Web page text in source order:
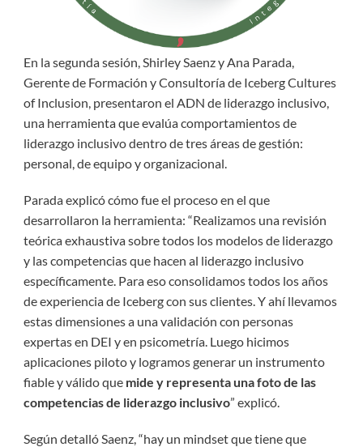
En la segunda sesión, Shirley Saenz y Ana Parada,
Gerente de Formación y Consultoría de Iceberg Cultures
of Inclusion, presentaron el ADN de liderazgo inclusivo,
una herramienta que evalúa comportamientos de
liderazgo inclusivo dentro de tres áreas de gestión:
personal, de equipo y organizacional.
Parada explicó cómo fue el proceso en el que
desarrollaron la herramienta: “Realizamos una revisión
teórica exhaustiva sobre todos los modelos de liderazgo
y las competencias que hacen al liderazgo inclusivo
específicamente. Para eso consolidamos todos los años
de experiencia de Iceberg con sus clientes. Y ahí llevamos
estas dimensiones a una validación con personas
expertas en DEI y en psicometría. Luego hicimos
aplicaciones piloto y logramos generar un instrumento
fiable y válido que mide y representa una foto de las
competencias de liderazgo inclusivo” explicó.
Según detalló Saenz, “hay un mindset que tiene que